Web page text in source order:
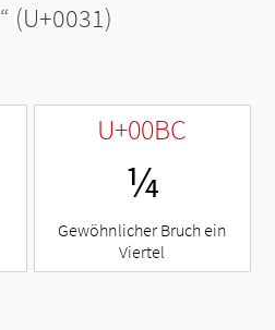
“ (U+0031)
U+00BC
¼
Gewöhnlicher Bruch ein
Viertel